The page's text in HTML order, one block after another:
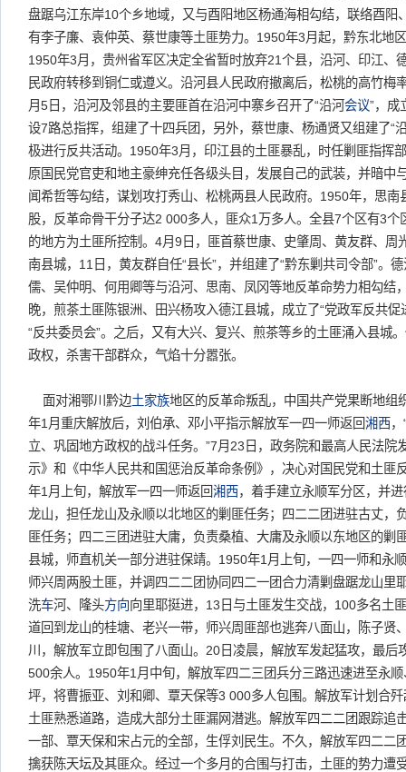
盘踞乌江东岸10个乡地域，又与酉阳地区杨通海相勾结，联络酉阳
有李子廉、袁仲英、蔡世康等土匪势力。1950年3月起，黔东北地
1950年3月，贵州省军区决定全省暂时放弃21个县，沿河、印江、
民政府转移到铜仁或遵义。沿河县人民政府撤离后，松桃的高竹梅
月5日，沿河及邻县的主要匪首在沿河中寨乡召开了“沿河 会议”，成
设7路总指挥，组建了十四兵团，另外，蔡世康、杨通贤又组建了“
极进行反共活动。1950年3月，印江县的土匪暴乱，时任剿匪指挥
原国民党官吏和地主豪绅充任各级头目，发展自己的武装，并暗中
闻希哲等勾结，谋划攻打秀山、松桃两县人民政府。1950年，思
股，反革命骨干分子达2 000多人，匪众1万多人。全县7个区有3
的地方为土匪所控制。4月9日，匪首蔡世康、史肇周、黄友群、周
南县城，11日，黄友群自任“县长”，并组建了“黔东剿共司令部”。
儒、吴仲明、何用卿等与沿河、思南、凤冈等地反革命势力相勾结
晚，煎茶土匪陈银洲、田兴杨攻入德江县城，成立了“党政军反共
“反共委员会”。之后，又有大兴、复兴、煎茶等乡的土匪涌入县城
政权，杀害干部群众，气焰十分嚣张。
面对湘鄂川黔边土家族地区的反革命叛乱，中国共产党果断地组
年1月重庆解放后，刘伯承、邓小平指示解放军一四一师返回 湘西
立、巩固地方政权的战斗任务。”7月23日，政务院和最高人民法院
示》和《中华人民共和国惩治反革命条例》，决心对国民党和土匪
年1月上旬，解放军一四一师返回 湘西，着手建立永顺军分区，并
龙山，担任龙山及永顺以北地区的剿匪任务；四二二团进驻古丈，
匪任务；四二三团进驻大庸，负责桑植、大庸及永顺以东地区的剿
县城，师直机关一部分进驻保靖。1950年1月上旬，一四一师和永
师兴周两股土匪，并调四二二团协同四二一团合力清剿盘踞龙山里
洗车河、隆头方向向里耶挺进，13日与土匪发生交战，100多名土
道回到龙山的桂塘、老兴一带，师兴周匪部也逃奔八面山，陈子贤
川，解放军立即包围了八面山。20日凌晨，解放军发起猛攻，最后
500余人。1950年1月中旬，解放军四二三团兵分三路迅速进至永
坪，将曹振亚、刘和卿、覃天保等3 000多人包围。解放军计划合
土匪熟悉道路，造成大部分土匪漏网潜逃。解放军四二二团跟踪追
一部、覃天保和宋占元的全部，生俘刘民生。不久，解放军四二二
擒获陈天坛及其匪众。经过一个多月的合围与打击，土匪的势力遭